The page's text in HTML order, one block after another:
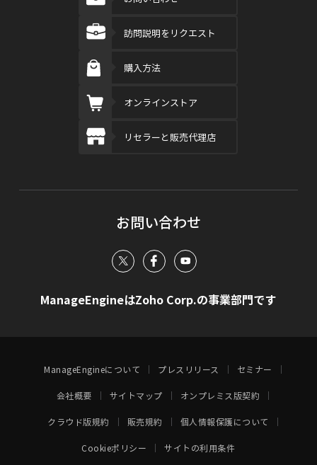
訪問説明をリクエスト
購入方法
オンラインストア
リセラーと販売代理店
お問い合わせ
ManageEngineはZoho Corp.の事業部門です
ManageEngineについて プレスリリース セミナー
会社概要 サイトマップ オンプレミス版契約
クラウド版規約 販売規約 個人情報保護について
Cookieポリシー サイトの利用条件